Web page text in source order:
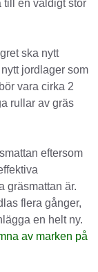
till en väldigt stor
ska nytt
jordlager som
vara cirka 2
rullar av gräs
eftersom
gräsmattan är.
flera gånger,
en helt ny.
av marken på